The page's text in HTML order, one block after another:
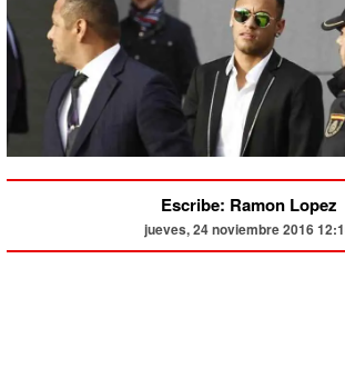
Escribe: Ramon Lopez
jueves, 24 noviembre 2016